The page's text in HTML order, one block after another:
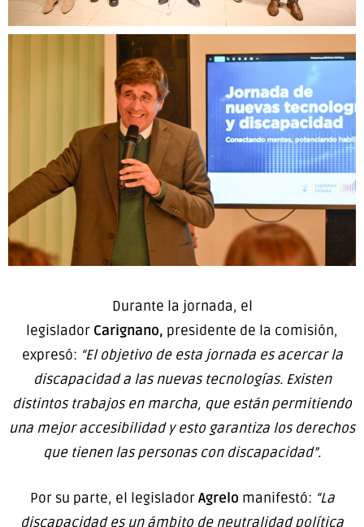
Durante la jornada, el
legislador Carignano, presidente de la comisión,
expresó: “El objetivo de esta jornada es acercar la
discapacidad a las nuevas tecnologías. Existen
distintos trabajos en marcha, que están permitiendo
una mejor accesibilidad y esto garantiza los derechos
que tienen las personas con discapacidad”.
Por su parte, el legisladorAgrelo manifestó: “La
discapacidad es un ámbito de neutralidad política